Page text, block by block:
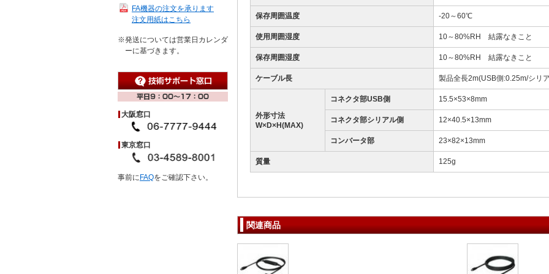
FA機器の注文を承ります
注文用紙はこちら
※発送については営業日カレンダ
ーに基づきます。
大阪窓口
東京窓口
事前に FAQをご確認下さい。
保存周囲温度 -20～60℃
使用周囲湿度 10～80%RH 結露なきこと
保存周囲湿度 10～80%RH 結露なきこと
ケーブル長 製品全長2m(USB側:0.25m/シリ
外形寸法
W×D×H(MAX)
コネクタ部USB側 15.5×53×8mm
コネクタ部シリアル側 12×40.5×13mm
コンバータ部 23×82×13mm
質量 125g
関連商品